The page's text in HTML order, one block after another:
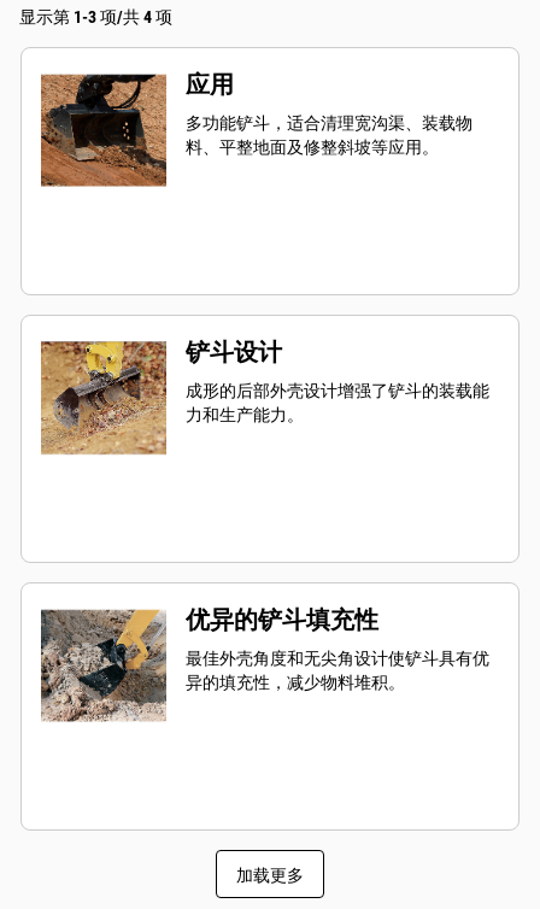
显示第 1-3 项/共 4 项
应用
多功能铲斗，适合清理宽沟渠、装载物
料、平整地面及修整斜坡等应用。
铲斗设计
成形的后部外壳设计增强了铲斗的装载能
力和生产能力。
优异的铲斗填充性
最佳外壳角度和无尖角设计使铲斗具有优
异的填充性，减少物料堆积。
加载更多